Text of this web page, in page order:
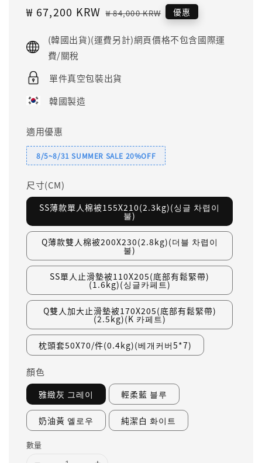
Sale
₩ 67,200 KRW Regular
₩ 84,000 KRW 優惠
(韓國出貨)(運費另計)網頁價格不包含國際運
費/關稅
單件真空包裝出貨
韓國製造
適用優惠
8/5~8/31 SUMMER SALE 20%OFF
尺寸(CM)
SS薄款單人棉被155X210(2.3kg)(싱글 차렵이
불)
Q薄款雙人棉被200X230(2.8kg)(더블 차렵이
불)
SS單人止滑墊被110X205(底部有鬆緊帶)
(1.6kg)(싱글카페트)
Q雙人加大止滑墊被170X205(底部有鬆緊帶)
(2.5kg)(K 카페트)
枕頭套50X70/件(0.4kg)(베개커버5*7)
顏色
雅緻灰 그레이 輕柔藍 블루
奶油黃 옐로우 純潔白 화이트
數量